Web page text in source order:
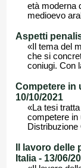
età moderna
medioevo
Aspetti
«Il tema del
che si
coniugi. Con
Competere in
10/10/2021
«La tesi
competere in
Distribuzione
Il lavoro
Italia - 13/06/